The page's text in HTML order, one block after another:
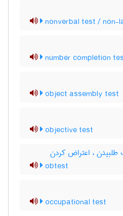
nonverbal test / non-
number completion
object assembly test
objective test
، اعتراض کردن
obtest
occupational test